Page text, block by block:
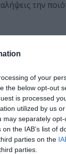
of your
the below opt-out
is processed
utilized by us
may separately
the IAB’s list of
parties on the
parties.
την
μέσα
η ΕΡΤ